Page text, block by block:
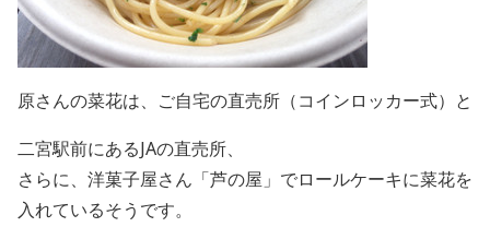
原さんの菜花は、ご自宅の直売所（コインロッカー式）と
二宮駅前にあるJAの直売所、
さらに、洋菓子屋さん「芦の屋」でロールケーキに菜花を
入れているそうです。